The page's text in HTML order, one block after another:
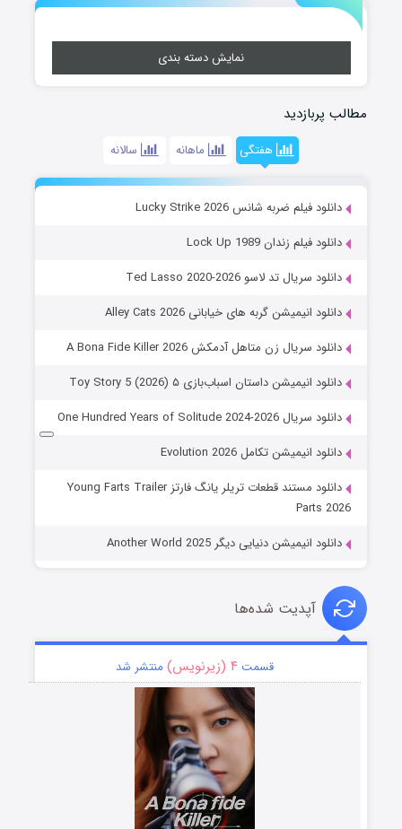
نمایش دسته بندی
مطالب پربازدید
هفتگی ماهانه سالانه
دانلود فیلم ضربه شانس Lucky Strike 2026
دانلود فیلم زندان Lock Up 1989
دانلود سریال تد لاسو Ted Lasso 2020-2026
دانلود انیمیشن گربه های خیابانی Alley Cats 2026
دانلود سریال زن متاهل آدمکش A Bona Fide Killer 2026
دانلود انیمیشن داستان اسباب‌بازی ۵ Toy Story 5 (2026)
دانلود سریال One Hundred Years of Solitude 2024-2026
دانلود انیمیشن تکامل Evolution 2026
دانلود مستند قطعات تریلر یانگ فارتز Young Farts Trailer
Parts 2026
دانلود انیمیشن دنیایی دیگر Another World 2025
آپدیت شده‌ها
قسمت۴ (زیرنویس) منتشر شد